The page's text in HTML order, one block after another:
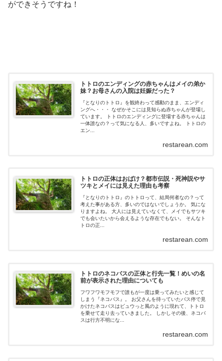
ができそうですね！
トトロのエンディングの赤ちゃんはメイの弟か
妹？お母さんの入院は妊娠だった？
『となりのトトロ』を観終わって感動のまま、エンディ
ングへ・・・ なぜかそこには見知らぬ赤ちゃんが登場し
ています。 トトロのエンディングに登場する赤ちゃんは
一体誰なの？って気になる人、多いですよね。 トトロの
エン...
restarean.com
トトロの正体はおばけ？都市伝説・死神説やサ
ツキとメイには見えた理由も考察
『となりのトトロ』のトトロって、結局何者なの？って
考えた事がある方、多いのではないでしょうか。 気にな
りますよね。 大人には見えていなくて、メイでもサツキ
でも会いたいから会えるような存在でもない。 そんなト
トロの正...
restarean.com
トトロのネコバスの正体と行先一覧！めいの名
前が表示された理由についても
フワフワモフモフで誰もが一度は乗ってみたいと感じて
しまう『ネコバス』。 お父さんを待っていたバス停で見
かけたネコバスはビュウっと風のように現れて、トトロ
を乗せて走り去っていきました。 しかしその後、ネコバ
スは行方不明にな...
restarean.com